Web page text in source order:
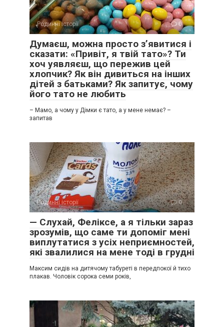
Родинні історії 0
Думаєш, можна просто з’явитися і
сказати: «Привіт, я твій тато»? Ти
хоч уявляєш, що пережив цей
хлопчик? Як він дивиться на інших
дітей з батьками? Як запитує, чому
його тато не любить
– Мамо, а чому у Дімки є тато, а у мене немає? –
запитав
Родинні історії 0
— Слухай, Феліксе, а я тільки зараз
зрозумів, що саме ти допоміг мені
виплутатися з усіх неприємностей,
які звалилися на мене тоді в грудні
Максим сидів на дитячому табуреті в передпокої й тихо
плакав. Чоловік сорока семи років,